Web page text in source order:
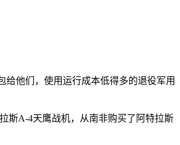
他们，使用运行成本低得多的退役军用
斯A-4天鹰战机，从南非购买了阿特拉斯